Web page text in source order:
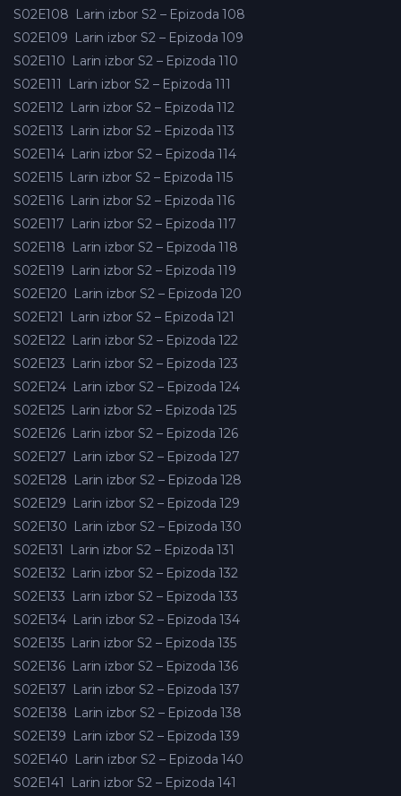
S02E108 Larin izbor S2 – Epizoda 108
S02E109 Larin izbor S2 – Epizoda 109
S02E110 Larin izbor S2 – Epizoda 110
S02E111
Larin izbor S2 – Epizoda 111
S02E112 Larin izbor S2 – Epizoda 112
S02E113 Larin izbor S2 – Epizoda 113
S02E114 Larin izbor S2 – Epizoda 114
S02E115 Larin izbor S2 – Epizoda 115
S02E116 Larin izbor S2 – Epizoda 116
S02E117 Larin izbor S2 – Epizoda 117
S02E118 Larin izbor S2 – Epizoda 118
S02E119 Larin izbor S2 – Epizoda 119
S02E120 Larin izbor S2 – Epizoda 120
S02E121
Larin izbor S2 – Epizoda 121
S02E122 Larin izbor S2 – Epizoda 122
S02E123 Larin izbor S2 – Epizoda 123
S02E124 Larin izbor S2 – Epizoda 124
S02E125 Larin izbor S2 – Epizoda 125
S02E126 Larin izbor S2 – Epizoda 126
S02E127 Larin izbor S2 – Epizoda 127
S02E128 Larin izbor S2 – Epizoda 128
S02E129 Larin izbor S2 – Epizoda 129
S02E130 Larin izbor S2 – Epizoda 130
S02E131
Larin izbor S2 – Epizoda 131
S02E132 Larin izbor S2 – Epizoda 132
S02E133 Larin izbor S2 – Epizoda 133
S02E134 Larin izbor S2 – Epizoda 134
S02E135 Larin izbor S2 – Epizoda 135
S02E136 Larin izbor S2 – Epizoda 136
S02E137 Larin izbor S2 – Epizoda 137
S02E138 Larin izbor S2 – Epizoda 138
S02E139 Larin izbor S2 – Epizoda 139
S02E140 Larin izbor S2 – Epizoda 140
S02E141
Larin izbor S2 – Epizoda 141